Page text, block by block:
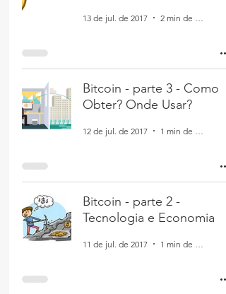
13 de jul. de 2017
Bitcoin - parte 3 - Como
Obter? Onde Usar?
12 de jul. de 2017
Bitcoin - parte 2 -
Tecnologia e Economia
11 de jul. de 2017